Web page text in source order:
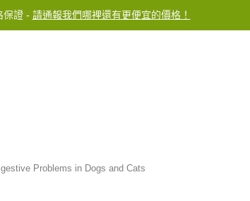
保證 - 請通報我們哪裡還有更便宜的價格！
不論訂單金額免費運送至台灣
Problems in Dogs and Cats